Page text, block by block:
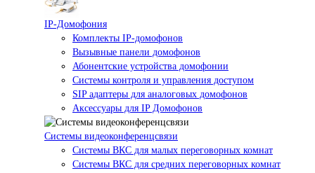
IP-Домофония
Комплекты IP-домофонов
Вызывные панели домофонов
Абонентские устройства домофонии
Системы контроля и управления доступом
SIP адаптеры для аналоговых домофонов
Аксессуары для IP Домофонов
Системы видеоконференцсвязи
Системы ВКС для малых переговорных комнат
Системы ВКС для средних переговорных комнат